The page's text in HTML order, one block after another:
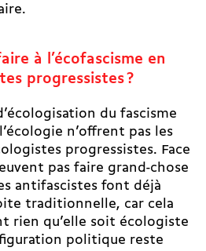
à l’écofascisme en
progressistes ?
du fascisme
n’offrent pas les
progressistes. Face
pas faire grand-chose
antifascistes font déjà
traditionnelle, car cela
rien qu’elle soit écologiste
politique reste